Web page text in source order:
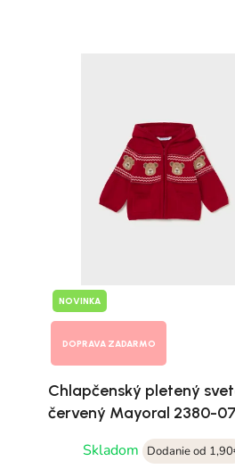
NOVINKA
DOPRAVA ZADARMO
Chlapčenský pletený
červený Mayoral 2380-
Skladom Dodanie od